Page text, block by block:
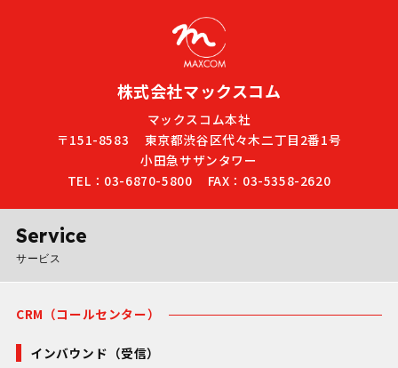
株式会社マックスコム
マックスコム本社
〒151-8583
東京都渋谷区代々木二丁目2番1号
小田急サザンタワー
TEL：03-6870-5800
FAX：03-5358-2620
Service
サービス
CRM（コールセンター）
インバウンド（受信）